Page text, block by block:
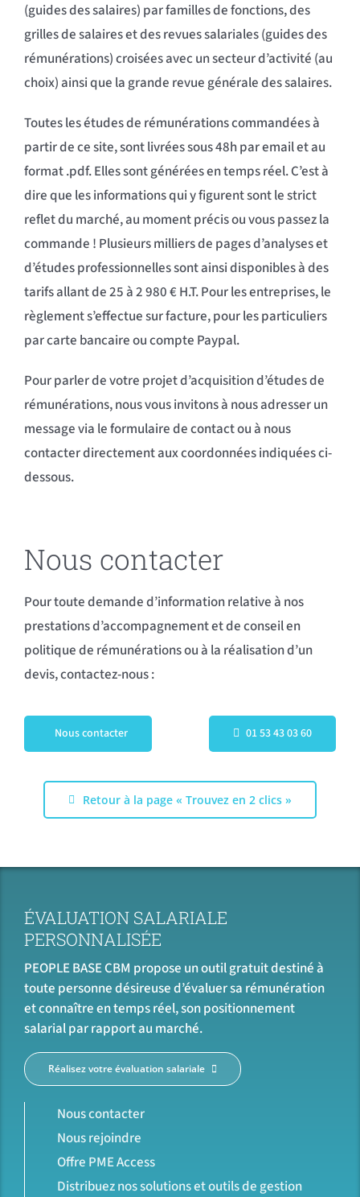
(guides des salaires) par familles de fonctions, des
grilles de salaires et des revues salariales (guides des
rémunérations) croisées avec un secteur d’activité (au
choix) ainsi que la grande revue générale des salaires.
Toutes les études de rémunérations commandées à
partir de ce site, sont livrées sous 48h par email et au
format .pdf. Elles sont générées en temps réel. C’est à
dire que les informations qui y figurent sont le strict
reflet du marché, au moment précis ou vous passez la
commande ! Plusieurs milliers de pages d’analyses et
d’études professionnelles sont ainsi disponibles à des
tarifs allant de 25 à 2 980 € H.T. Pour les entreprises, le
règlement s’effectue sur facture, pour les particuliers
par carte bancaire ou compte Paypal.
Pour parler de votre projet d’acquisition d’études de
rémunérations, nous vous invitons à nous adresser un
message via le formulaire de contact ou à nous
contacter directement aux coordonnées indiquées ci-
dessous.
Nous contacter
Pour toute demande d’information relative à nos
prestations d’accompagnement et de conseil en
politique de rémunérations ou à la réalisation d’un
devis, contactez-nous :
Nous contacter 01 53 43 03 60
Retour à la page « Trouvez en 2 clics »
ÉVALUATION SALARIALE
PERSONNALISÉE
PEOPLE BASE CBM propose un outil gratuit destiné à
toute personne désireuse d’évaluer sa rémunération
et connaître en temps réel, son positionnement
salarial par rapport au marché.
Réalisez votre évaluation salariale
Nous contacter
Nous rejoindre
Offre PME Access
Distribuez nos solutions et outils de gestion